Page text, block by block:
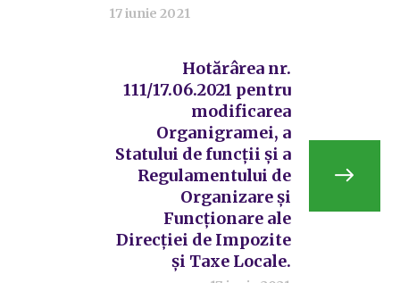
17 iunie 2021
Hotărârea nr.
111/17.06.2021 pentru
modificarea
Organigramei, a
Statului de funcții și a
Regulamentului de
Organizare și
Funcționare ale
Direcției de Impozite
și Taxe Locale.